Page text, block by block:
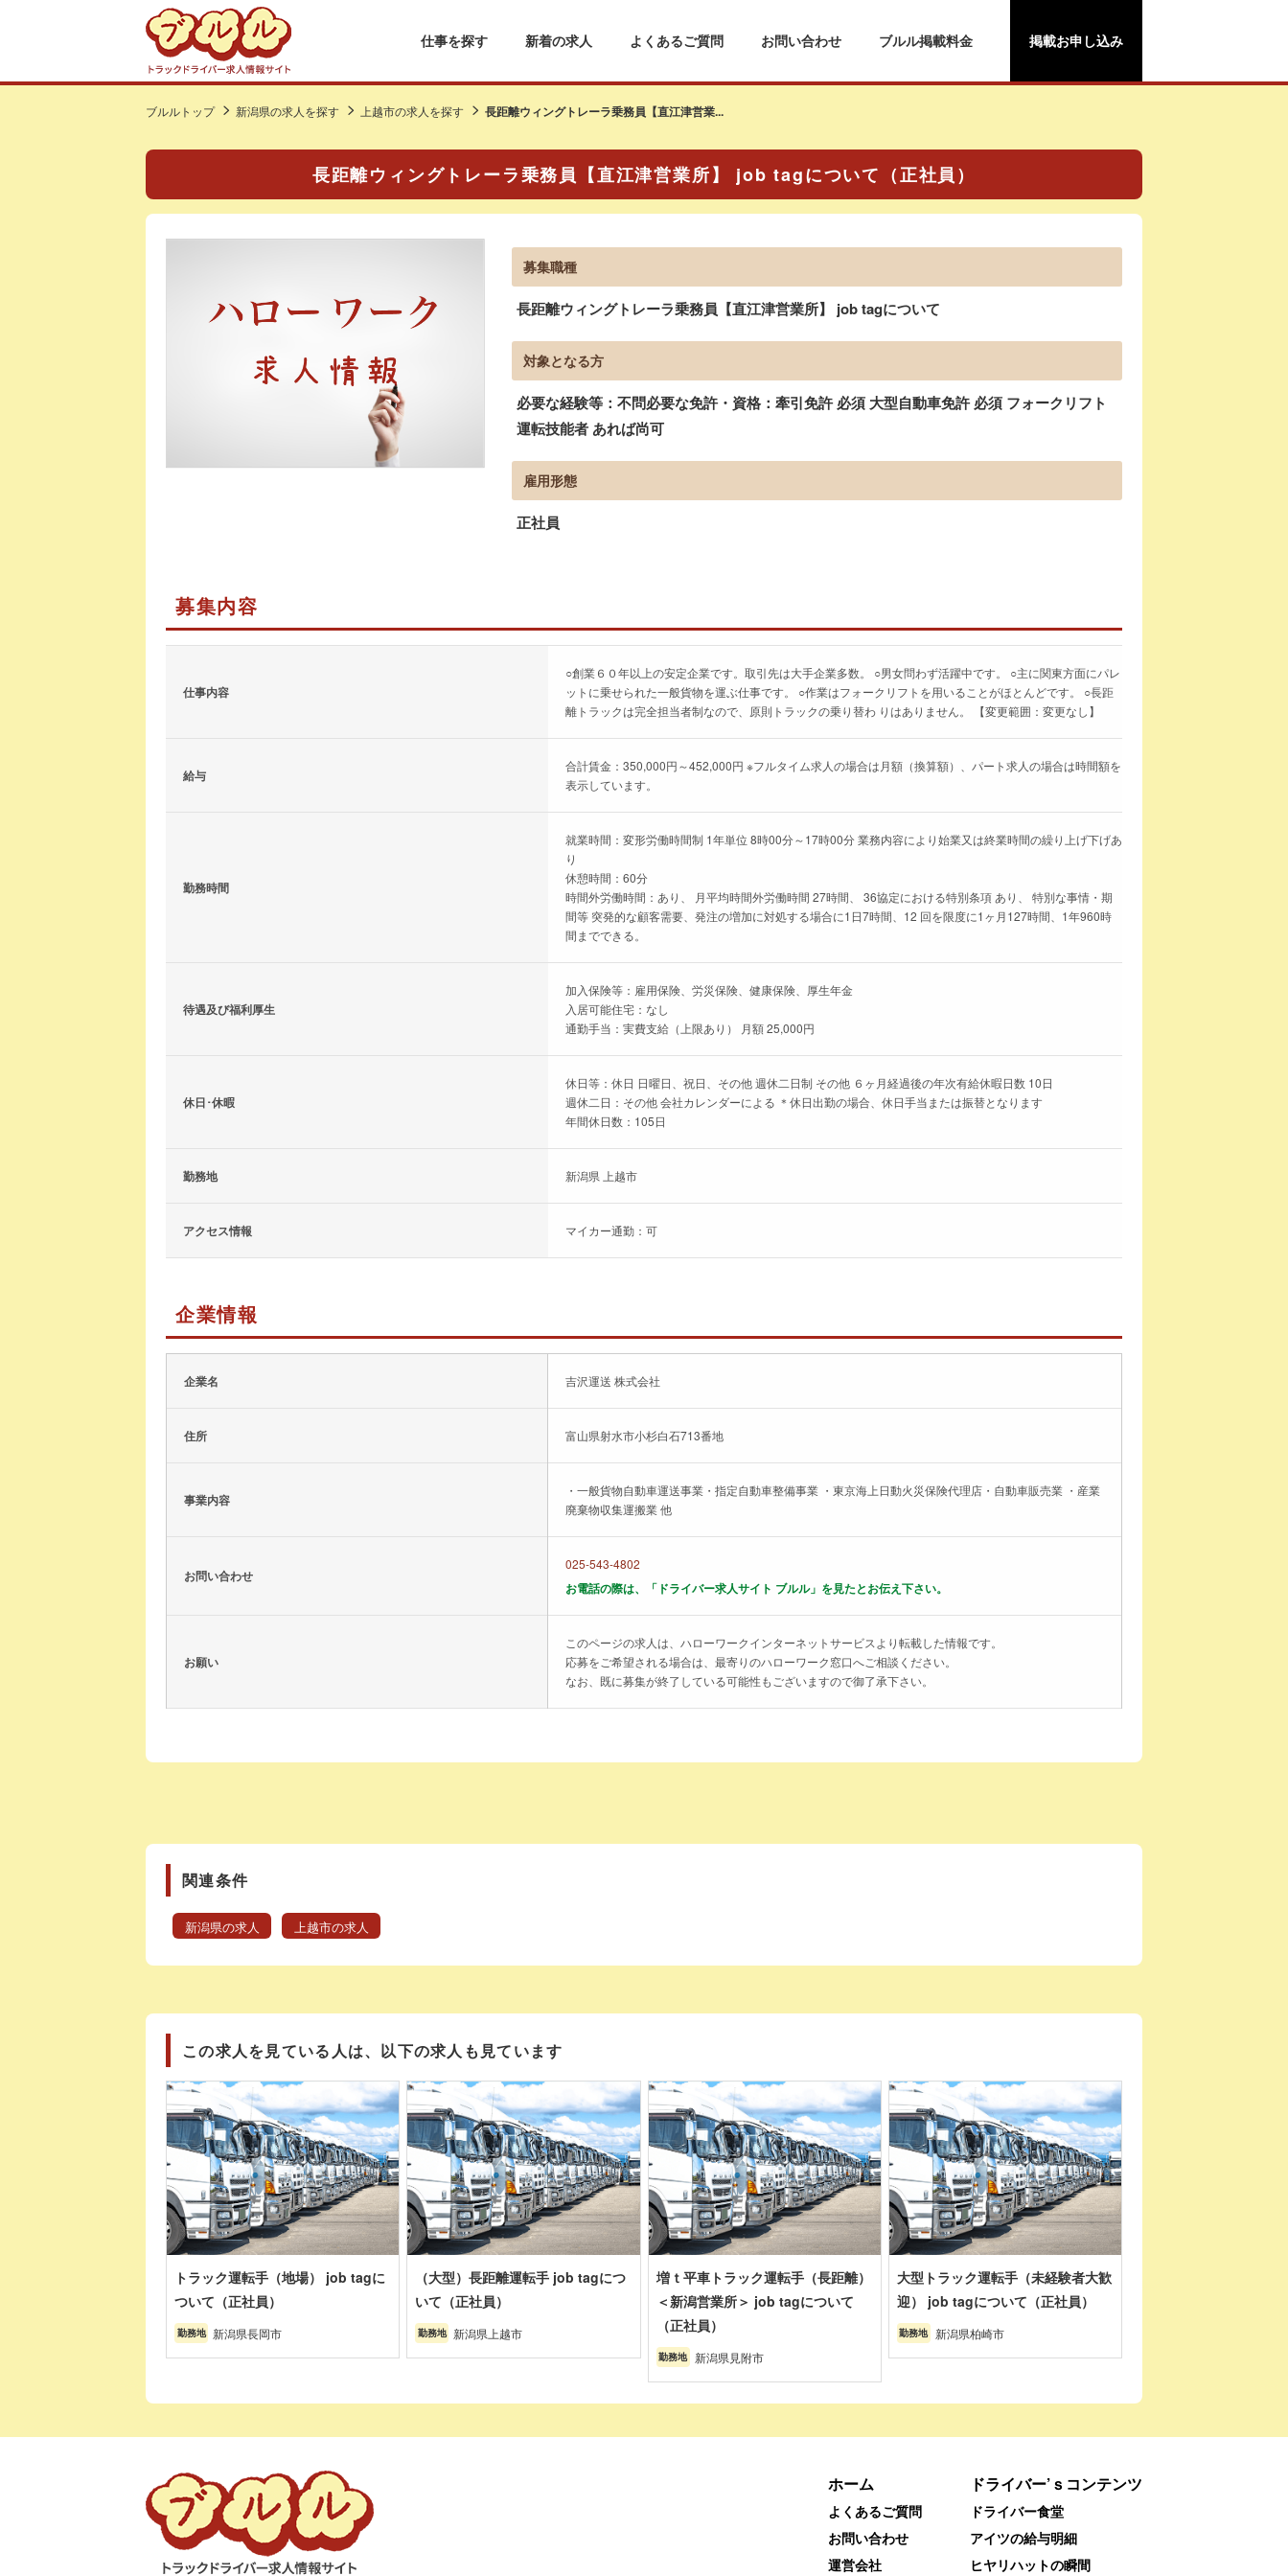
仕事を探す 新着の求人 よくあるご質問 お問い合わせ ブルル掲載料金 掲載お申し込み
ブルルトップ 新潟県の求人を探す 上越市の求人を探す 長距離ウィングトレーラ乗務員【直江津営業...
長距離ウィングトレーラ乗務員【直江津営業所】 job tagについて（正社員）
募集職種
長距離ウィングトレーラ乗務員【直江津営業所】 job tagについて
対象となる方
必要な経験等：不問必要な免許・資格：牽引免許 必須 大型自動車免許 必須 フォークリフト
運転技能者 あれば尚可
雇用形態
正社員
募集内容
仕事内容
○創業６０年以上の安定企業です。取引先は大手企業多数。 ○男女問わず活躍中です。 ○主に関東方面にパレ
ットに乗せられた一般貨物を運ぶ仕事です。 ○作業はフォークリフトを用いることがほとんどです。 ○長距
離トラックは完全担当者制なので、原則トラックの乗り替わ りはありません。 【変更範囲：変更なし】
給与
合計賃金：350,000円～452,000円 ※フルタイム求人の場合は月額（換算額）、パート求人の場合は時間額を
表示しています。
勤務時間
就業時間：変形労働時間制 1年単位 8時00分～17時00分 業務内容により始業又は終業時間の繰り上げ下げあ
り
休憩時間：60分
時間外労働時間：あり、 月平均時間外労働時間 27時間、 36協定における特別条項 あり、 特別な事情・期
間等 突発的な顧客需要、発注の増加に対処する場合に1日7時間、12 回を限度に1ヶ月127時間、1年960時
間までできる。
待遇及び福利厚生
加入保険等：雇用保険、労災保険、健康保険、厚生年金
入居可能住宅：なし
通勤手当：実費支給（上限あり） 月額 25,000円
休日･休暇
休日等：休日 日曜日、祝日、その他 週休二日制 その他 ６ヶ月経過後の年次有給休暇日数 10日
週休二日：その他 会社カレンダーによる ＊休日出勤の場合、休日手当または振替となります
年間休日数：105日
勤務地 新潟県 上越市
アクセス情報 マイカー通勤：可
企業情報
企業名 吉沢運送 株式会社
住所 富山県射水市小杉白石713番地
事業内容
・一般貨物自動車運送事業・指定自動車整備事業 ・東京海上日動火災保険代理店・自動車販売業 ・産業
廃棄物収集運搬業 他
お問い合わせ
025-543-4802
お電話の際は、「ドライバー求人サイト ブルル」を見たとお伝え下さい。
お願い
このページの求人は、ハローワークインターネットサービスより転載した情報です。
応募をご希望される場合は、最寄りのハローワーク窓口へご相談ください。
なお、既に募集が終了している可能性もございますので御了承下さい。
関連条件
新潟県の求人 上越市の求人
この求人を見ている人は、以下の求人も見ています
トラック運転手（地場） job tagに
ついて（正社員）
勤務地 新潟県長岡市
（大型）長距離運転手 job tagにつ
いて（正社員）
勤務地 新潟県上越市
増ｔ平車トラック運転手（長距離）
＜新潟営業所＞ job tagについて
（正社員）
勤務地 新潟県見附市
大型トラック運転手（未経験者大歓
迎） job tagについて（正社員）
勤務地 新潟県柏崎市
ホーム
よくあるご質問
お問い合わせ
運営会社
ドライバー’ｓコンテンツ
ドライバー食堂
アイツの給与明細
ヒヤリハットの瞬間